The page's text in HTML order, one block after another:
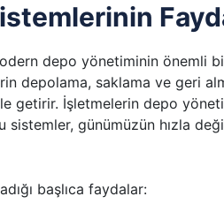
depo yönetiminin önemli
depolama, saklama ve geri
getirir. İşletmelerin depo
günümüzün hızla
başlıca faydalar: